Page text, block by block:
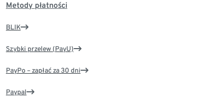
Metody płatności
BLIK
Szybki przelew (PayU)
PayPo – zapłać za 30 dni
Paypal